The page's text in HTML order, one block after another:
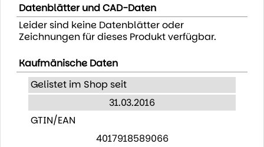
Datenblätter und CAD-Daten
Leider sind keine Datenblätter oder
Zeichnungen für dieses Produkt verfügbar.
Kaufmänische Daten
Gelistet im Shop seit
31.03.2016
GTIN/EAN
4017918589066